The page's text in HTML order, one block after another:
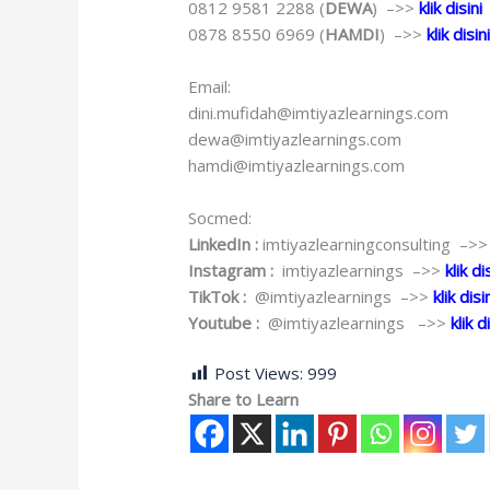
0812 9581 2288 (DEWA) –>>klik disini
0878 8550 6969 (HAMDI) –>>klik disini
Email:
dini.mufidah@imtiyazlearnings.com
dewa@imtiyazlearnings.com
hamdi@imtiyazlearnings.com
Socmed:
LinkedIn : imtiyazlearningconsulting
Instagram : imtiyazlearnings –>>klik
TikTok : @imtiyazlearnings –>> klik
Youtube : @imtiyazlearnings –>>klik
Post Views: 999
Share to Learn